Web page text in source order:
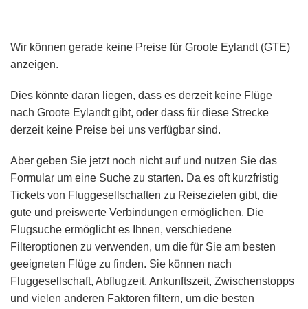
Wir können gerade keine Preise für Groote Eylandt (GTE)
anzeigen.
Dies könnte daran liegen, dass es derzeit keine Flüge
nach Groote Eylandt gibt, oder dass für diese Strecke
derzeit keine Preise bei uns verfügbar sind.
Aber geben Sie jetzt noch nicht auf und nutzen Sie das
Formular um eine Suche zu starten. Da es oft kurzfristig
Tickets von Fluggesellschaften zu Reisezielen gibt, die
gute und preiswerte Verbindungen ermöglichen. Die
Flugsuche ermöglicht es Ihnen, verschiedene
Filteroptionen zu verwenden, um die für Sie am besten
geeigneten Flüge zu finden. Sie können nach
Fluggesellschaft, Abflugzeit, Ankunftszeit, Zwischenstopps
und vielen anderen Faktoren filtern, um die besten